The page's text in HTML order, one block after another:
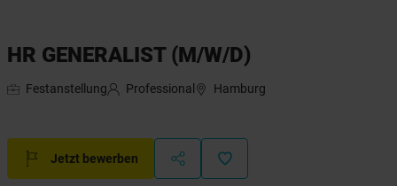
HR GENERALIST (M/W/D)
Festanstellung Professional Hamburg
Jetzt bewerben